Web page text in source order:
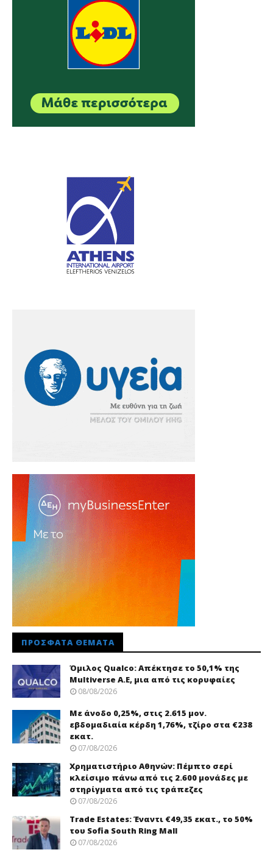
ΠΡΌΣΦΑΤΑ ΘΈΜΑΤΑ
Όμιλος Qualco: Απέκτησε το 50,1% της
Multiverse A.E, μια από τις κορυφαίες
08/08/2026
Με άνοδο 0,25%, στις 2.615 μον.
εβδομαδιαία κέρδη 1,76%, τζίρο στα €238
εκατ.
07/08/2026
Χρηματιστήριο Αθηνών: Πέμπτο σερί
κλείσιμο πάνω από τις 2.600 μονάδες με
στηρίγματα από τις τράπεζες
07/08/2026
Trade Εstates: Έναντι €49,35 εκατ., το 50%
του Sofia South Ring Mall
07/08/2026